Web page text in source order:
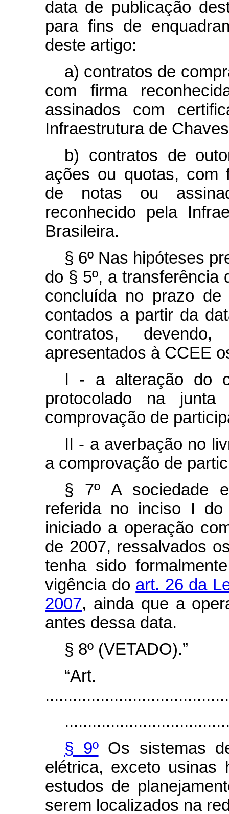
data de publicação
para fins de
deste artigo:
a) contratos de
com firma
assinados com
Infraestrutura de
b) contratos de
ações ou quotas, com
de notas ou
reconhecido pela
Brasileira.
§ 6º Nas hipóteses
do § 5º, a transferência
concluída no prazo
contados a partir da
contratos,
apresentados à CCEE
I - a alteração do
protocolado na
comprovação de
II - a averbação no
a comprovação de
§ 7º A sociedade
referida no inciso I
iniciado a operação
de 2007, ressalvados
tenha sido
vigência do art. 26 da
2007, ainda que a
antes dessa data.
§ 8º (VETADO).”
§ 9ºOs sistemas
elétrica, exceto usinas
estudos de
serem localizados na